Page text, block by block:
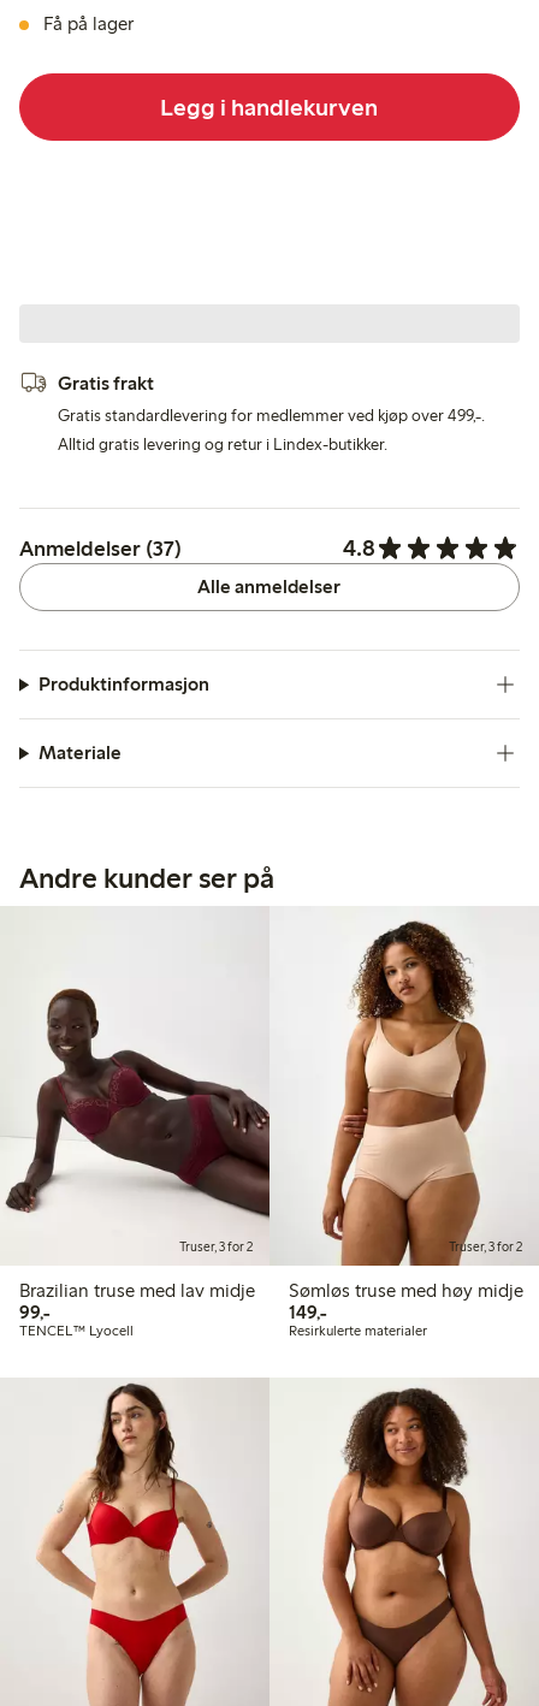
Få på lager
Legg i handlekurven
Gratis frakt
Gratis standardlevering for medlemmer ved kjøp over 499,-.
Alltid gratis levering og retur i Lindex-butikker.
Anmeldelser (37) 4.8
Alle anmeldelser
Produktinformasjon
Materiale
Andre kunder ser på
Truser, 3 for 2
Brazilian truse med lav midje
99,-99,00 kr
TENCEL™ Lyocell
Truser, 3 for 2
Sømløs truse med høy midje
149,-149,00 kr
Resirkulerte materialer